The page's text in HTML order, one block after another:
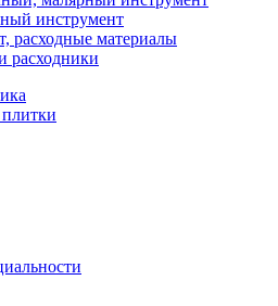
инструмент
расходные материалы
расходники